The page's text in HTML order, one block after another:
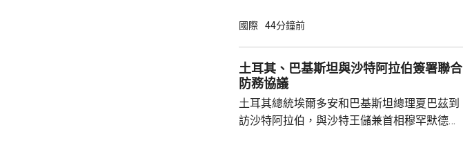
容司機行為大膽及勇敢，亦非常危險，但就因
當局。 報道指，涉事無人機在一架烏克蘭安東
諾夫運輸機附近被發現，檢察官已展開反恐調
查。德國政府發言人表示，總理默茨已召...
國際 44分鐘前
土耳其、巴基斯坦與沙特阿拉伯簽署聯合
防務協議
土耳其總統埃爾多安和巴基斯坦總理夏巴茲到
訪沙特阿拉伯，與沙特王儲兼首相穆罕默德在